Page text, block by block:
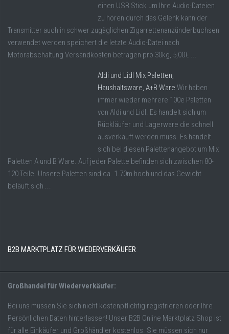
einen USB Stick um Ihre Audio-Dateien
zu hören durch das Gelenk kann der
Transmitter auch in schwer zugäglichen Zigarrettenanzünderbuchsen
verwendet werden speichert die letzte Audio-Datei nach
Motorabschaltung Versandkosten betragen pro 30kg, 5,00€ ...
Aldi und Lidl Mix Paletten,
Haushaltsware, A+B Ware Wir haben
immer wieder mehrere 100e Paletten
von Aldi und Lidl. Es handelt sich um
Rückläufer und Lagerware die schnell
ausverkauft werden muss. Es handelt
sich bei diesen Palettenangebot um Mix
Paletten A und B Ware. Auf jeder Palette befinden sich zwischen 80-
120 Teile. Unsere Paletten sind ca. 1.70m hoch und das Gewicht
beläuft sich ...
B2B MARKTPLATZ FÜR WIEDERVERKÄUFER
Großhandel für Wiederverkäufer:
Bei uns müssen Sie sich nicht kostenpflichtig registrieren oder Ihre
Persönlichen Daten hinterlassen! Unser B2B Online Marktplatz Shop ist
für alle Einkäufer und Großhändler kostenlos. Sie müssen sich nur